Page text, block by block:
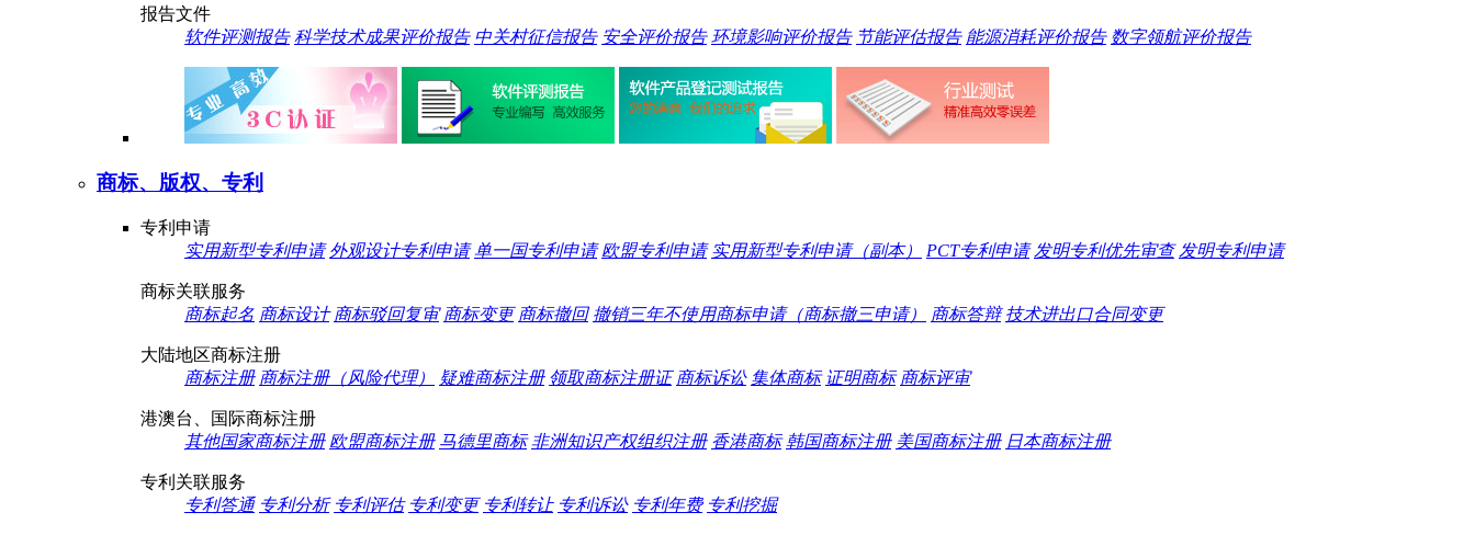
报告文件
软件评测报告 科学技术成果评价报告 中关村征信报告 安全评价报告 环境影响评价报告 节能评估报告 能源消耗评价报告 数字领航评价报告
商标、版权、专利
专利申请
实用新型专利申请 外观设计专利申请 单一国专利申请 欧盟专利申请 实用新型专利申请（副本） PCT专利申请 发明专利优先审查 发明专利申请
商标关联服务
商标起名 商标设计 商标驳回复审 商标变更 商标撤回 撤销三年不使用商标申请（商标撤三申请） 商标答辩 技术进出口合同变更
大陆地区商标注册
商标注册 商标注册（风险代理） 疑难商标注册 领取商标注册证 商标诉讼 集体商标 证明商标 商标评审
港澳台、国际商标注册
其他国家商标注册 欧盟商标注册 马德里商标 非洲知识产权组织注册 香港商标 韩国商标注册 美国商标注册 日本商标注册
专利关联服务
专利答通 专利分析 专利评估 专利变更 专利转让 专利诉讼 专利年费 专利挖掘